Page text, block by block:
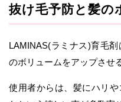
抜け毛予防と髪の
LAMINAS(ラミナス)育毛
のボリュームをアップさせ
使用者からは、髪にハリ